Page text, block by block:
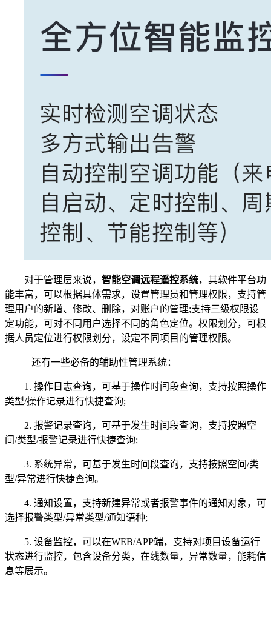
对于管理层来说， 智能空调远程遥控系统，其软件平台功
能丰富，可以根据具体需求，设置管理员和管理权限，支持管
理用户的新增、修改、删除，对账户的管理;支持三级权限设
定功能，可对不同用户选择不同的角色定位。权限划分，可根
据人员定位进行权限划分，设定不同项目的管理权限。
还有一些必备的辅助性管理系统：
1. 操作日志查询，可基于操作时间段查询，支持按照操作
类型/操作记录进行快捷查询;
2. 报警记录查询，可基于发生时间段查询，支持按照空
间/类型/报警记录进行快捷查询;
3. 系统异常，可基于发生时间段查询，支持按照空间/类
型/异常进行快捷查询。
4. 通知设置，支持新建异常或者报警事件的通知对象，可
选择报警类型/异常类型/通知语种;
5. 设备监控，可以在WEB/APP端，支持对项目设备运行
状态进行监控，包含设备分类，在线数量，异常数量，能耗信
息等展示。